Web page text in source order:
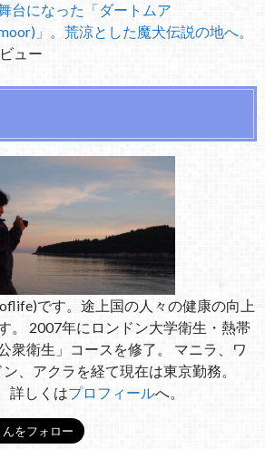
台になった「ダートムア
」。荒涼とした魔犬伝説の地へ。
ュー
です。途上国の人々の健康の向上
。 2007年にロンドン大学衛生・熱帯
衆衛生」コースを修了。 マニラ、ワ
、アクラを経て現在は東京勤務。
詳しくはプロフィールへ。